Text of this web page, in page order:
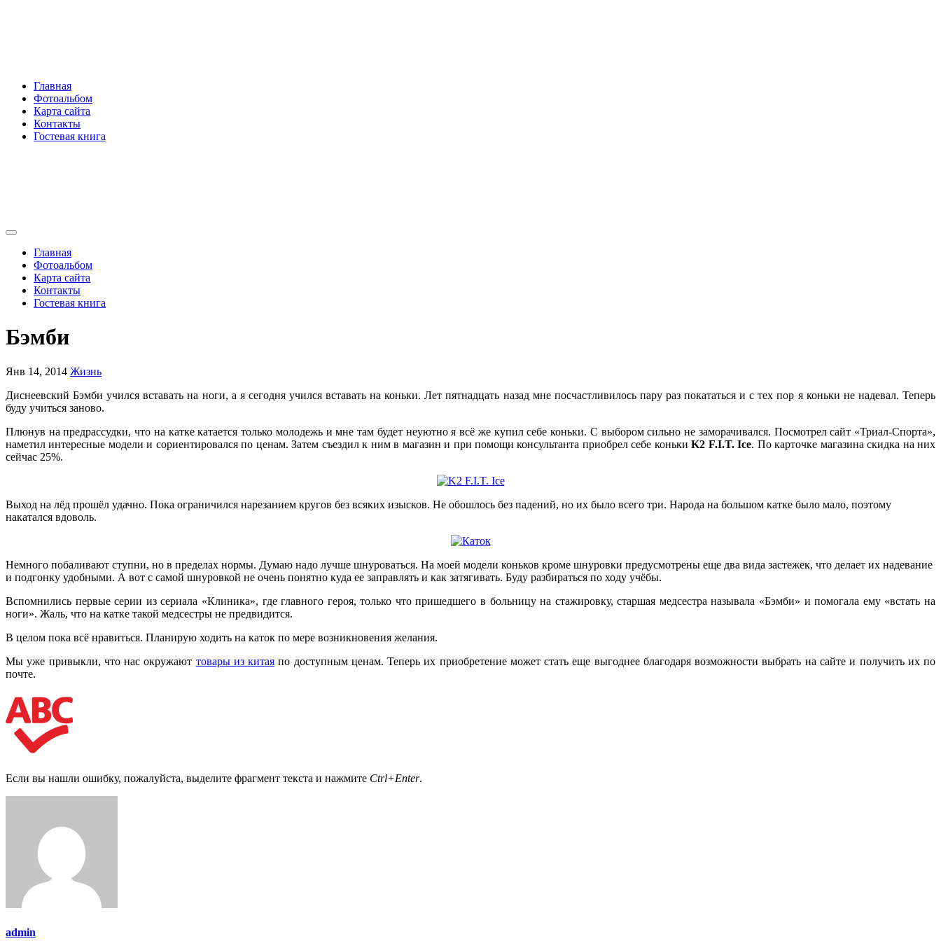
Главная
Фотоальбом
Карта сайта
Контакты
Гостевая книга
Главная
Фотоальбом
Карта сайта
Контакты
Гостевая книга
Бэмби
Янв 14, 2014 Жизнь
Диснеевский Бэмби учился вставать на ноги, а я сегодня учился вставать на коньки. Лет пятнадцать назад мне посчастливилось пару раз покататься и с тех пор я коньки не надевал. Теперь
буду учиться заново.
Плюнув на предрассудки, что на катке катается только молодежь и мне там будет неуютно я всё же купил себе коньки. С выбором сильно не заморачивался. Посмотрел сайт «Триал-Спорта»,
наметил интересные модели и сориентировался по ценам. Затем съездил к ним в магазин и при помощи консультанта приобрел себе конькиK2 F.I.T. Ice. По карточке магазина скидка на них
сейчас 25%.
Выход на лёд прошёл удачно. Пока ограничился нарезанием кругов без всяких изысков. Не обошлось без падений, но их было всего три. Народа на большом катке было мало, поэтому
накатался вдоволь.
Немного побаливают ступни, но в пределах нормы. Думаю надо лучше шнуроваться. На моей модели коньков кроме шнуровки предусмотрены еще два вида застежек, что делает их надевание
и подгонку удобными. А вот с самой шнуровкой не очень понятно куда ее заправлять и как затягивать. Буду разбираться по ходу учёбы.
Вспомнились первые серии из сериала «Клиника», где главного героя, только что пришедшего в больницу на стажировку, старшая медсестра называла «Бэмби» и помогала ему «встать на
ноги». Жаль, что на катке такой медсестры не предвидится.
В целом пока всё нравиться. Планирую ходить на каток по мере возникновения желания.
Мы уже привыкли, что нас окружают товары из китая по доступным ценам. Теперь их приобретение может стать еще выгоднее благодаря возможности выбрать на сайте и получить их по
почте.
Если вы нашли ошибку, пожалуйста, выделите фрагмент текста и нажмите Ctrl+Enter.
admin